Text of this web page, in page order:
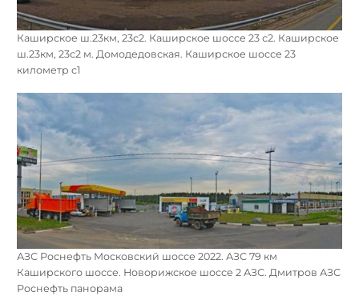
Каширское ш.23км, 23с2. Каширское шоссе 23 с2. Каширское
ш.23км, 23с2 м. Домодедовская. Каширское шоссе 23
километр с1
АЗС Роснефть Московский шоссе 2022. АЗС 79 км
Каширского шоссе. Новорижское шоссе 2 АЗС. Дмитров АЗС
Роснефть панорама